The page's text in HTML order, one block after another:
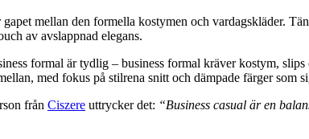
mellan den formella kostymen och vardagskläder.
av avslappnad elegans.
formal är tydlig – business formal kräver kostym,
med fokus på stilrena snitt och dämpade färger som
från Ciszere uttrycker det: “Business casual är en